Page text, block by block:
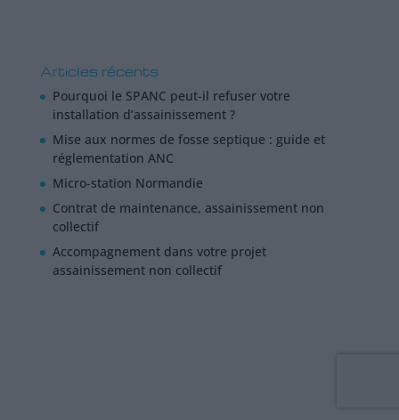
Articles récents
Pourquoi le SPANC peut-il refuser votre
installation d’assainissement ?
Mise aux normes de fosse septique : guide et
réglementation ANC
Micro-station Normandie
Contrat de maintenance, assainissement non
collectif
Accompagnement dans votre projet
assainissement non collectif